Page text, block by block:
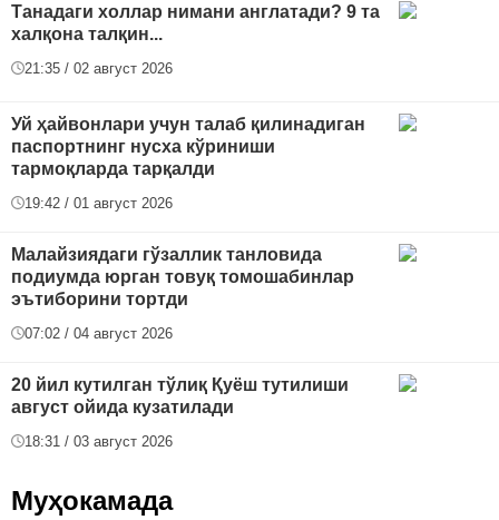
Танадаги холлар нимани англатади? 9 та
халқона талқин...
21:35 / 02 август 2026
Уй ҳайвонлари учун талаб қилинадиган
паспортнинг нусха кўриниши
тармоқларда тарқалди
19:42 / 01 август 2026
Малайзиядаги гўзаллик танловида
подиумда юрган товуқ томошабинлар
эътиборини тортди
07:02 / 04 август 2026
20 йил кутилган тўлиқ Қуёш тутилиши
август ойида кузатилади
18:31 / 03 август 2026
Муҳокамада